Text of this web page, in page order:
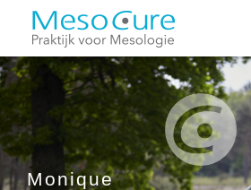
Monique